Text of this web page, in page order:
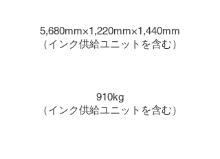
5,680mm×1,220mm×1,440mm
（インク供給ユニットを含む）
910kg
（インク供給ユニットを含む）